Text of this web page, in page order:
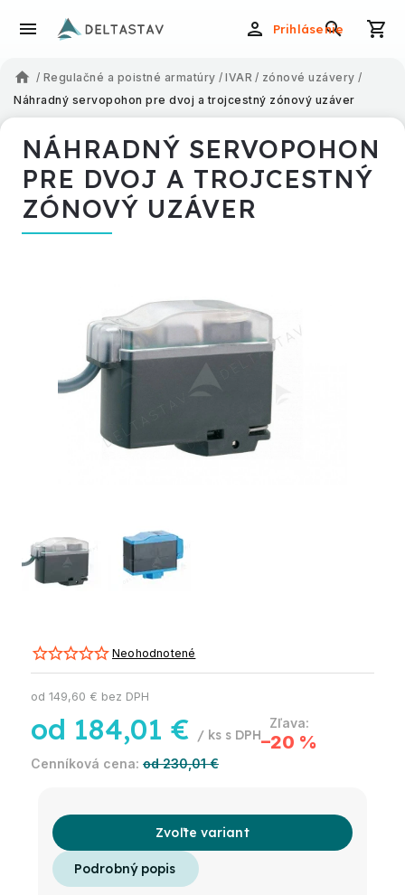
Prihlásenie
/ Regulačné a poistné armatúry / IVAR / zónové uzávery /
Náhradný servopohon pre dvoj a trojcestný zónový uzáver
NÁHRADNÝ SERVOPOHON
PRE DVOJ A TROJCESTNÝ
ZÓNOVÝ UZÁVER
Neohodnotené
od 230,01 €
–20 %
od 184,01 € / ks
od 149,60 € bez DPH
Zvoľte variant